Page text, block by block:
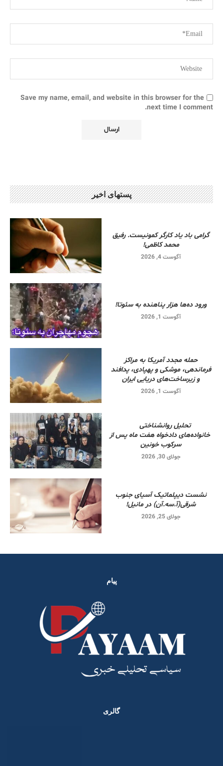
Save my name, email, and website in this browser for the
next time I comment.
پستهای اخیر
گرامی باد یاد کارگر کمونیست. رفیق
محمد کاظمی!
آگوست 4, 2026
ورود ده‌ها هزار پناهنده به سئوتا!
آگوست 1, 2026
حمله مجدد آمریکا به مراکز
فرماندهی، موشکی و پهپادی، پدافند
و زیرساخت‌های دریایی ایران
آگوست 1, 2026
تحلیل روانشناختی
خانواده‌های دادخواه هفت ماه پس از
سرکوب خونین
جولای 30, 2026
نشست دیپلماتیک آسیای جنوب
شرقی‌(آ.سه.آن) در مانیل!
جولای 25, 2026
پیام
گالری